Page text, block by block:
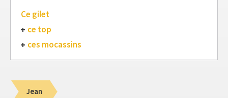
Ce gilet
ce top
ces mocassins
Jean